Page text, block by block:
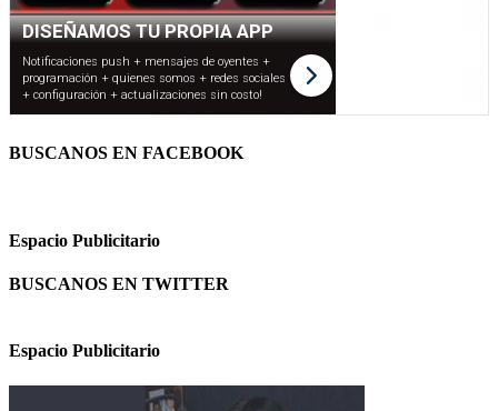
BUSCANOS EN FACEBOOK
Espacio Publicitario
BUSCANOS EN TWITTER
Espacio Publicitario